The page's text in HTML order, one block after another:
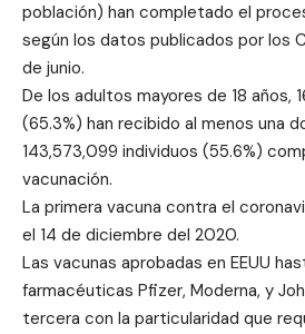
población) han completado el
según los datos publicados por los
de junio.
De los adultos mayores de 18 años,
(65.3%) han recibido al menos una
143,573,099 individuos (55.6%)
vacunación.
La primera vacuna contra el
el 14 de diciembre del 2020.
Las vacunas aprobadas en EEUU
farmacéuticas Pfizer, Moderna, y
tercera con la particularidad que